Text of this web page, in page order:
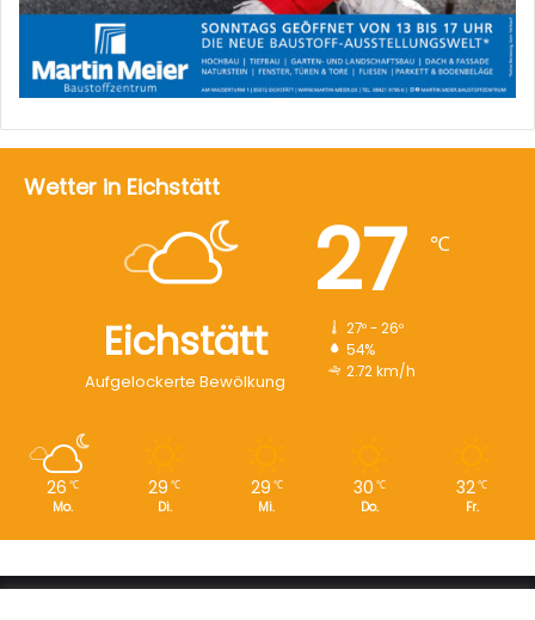
Wetter in Eichstätt
Eichstätt
Aufgelockerte Bewölkung
27 ℃
27º - 26º
54%
2.72 km/h
26 ℃
Mo.
29 ℃
Di.
29 ℃
Mi.
30 ℃
Do.
32℃
Fr.